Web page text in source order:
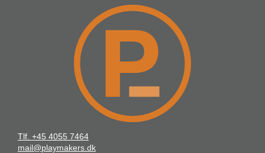
Tlf. +45 4055 7464
mail@playmakers.dk